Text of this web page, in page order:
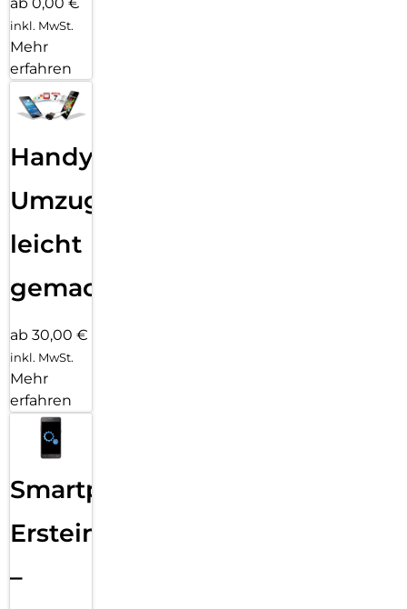
inkl. MwSt.
Mehr
erfahren
Handy
Umzug
leicht
gemacht!
ab 30,00 €
inkl. MwSt.
Mehr
erfahren
Smartphone
Ersteinrichtung
–